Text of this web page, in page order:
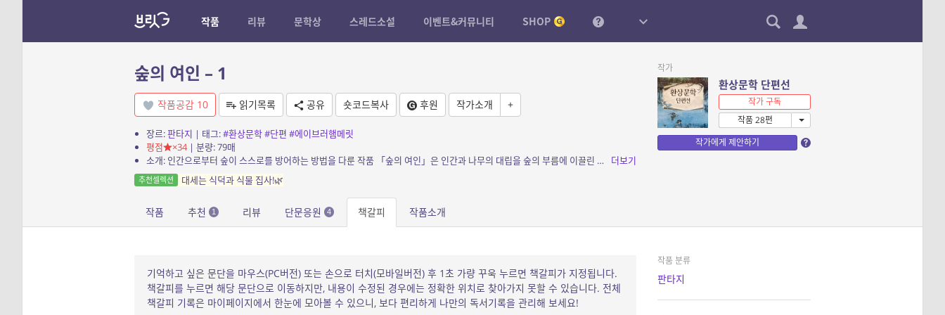
작품 리뷰 문학상 스레드소설 이벤트&커뮤니티 SHOP
숲의 여인 – 1
작품공감 10 읽기목록 공유 숏코드복사 후원 작가소개 +
장르:판타지 | 태그:#환상문학#단편 #에이브러햄메릿
평점
×34| 분량: 79매
소개: 인간으로부터 숲이 스스로를 방어하는 방법을 다룬 작품 「숲의 여인」은 인간과 나무의 대립을 숲의 부름에 이끌린 한 청년이 현실과 환상을 넘나들며 기괴하게 묘사한다.
더보기
추천셀렉션 대세는 식덕과 식물 집사!‍‍‍‍‍‍‍🌿
작가
환상문학 단편선
작가 구독
작품 28편
작가에게 제안하기
작품 추천 1 리뷰 단문응원 4 책갈피 작품소개
기억하고 싶은 문단을 마우스(PC버전) 또는 손으로 터치(모바일버전) 후 1초 가량 꾸욱 누르면 책갈피가 지정됩니다.
책갈피를 누르면 해당 문단으로 이동하지만, 내용이 수정된 경우에는 정확한 위치로 찾아가지 못할 수 있습니다. 전체
책갈피 기록은 마이페이지에서 한눈에 모아볼 수 있으니, 보다 편리하게 나만의 독서기록을 관리해 보세요!
작품 분류
판타지